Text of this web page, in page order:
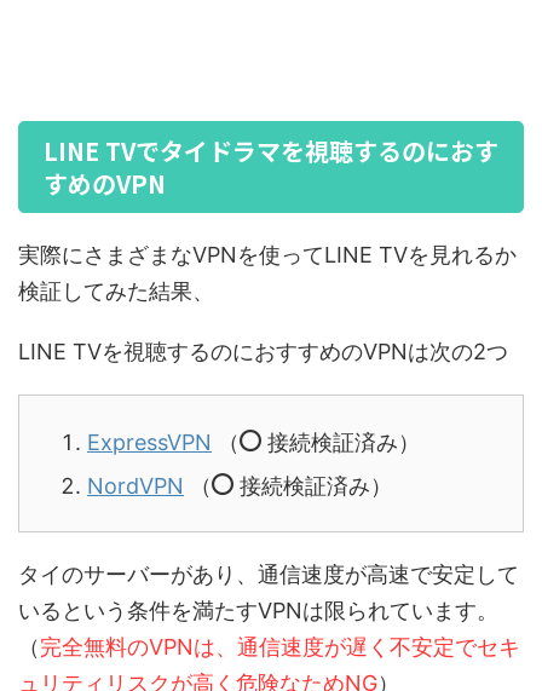
LINE TVでタイドラマを視聴するのにおす
すめのVPN
実際にさまざまなVPNを使ってLINE TVを見れるか
検証してみた結果、
LINE TVを視聴するのにおすすめのVPNは次の2つ
ExpressVPN （
接続検証済み）
NordVPN
（ 接続検証済み）
タイのサーバーがあり、通信速度が高速で安定して
いるという条件を満たすVPNは限られています。
（完全無料のVPNは、通信速度が遅く不安定でセキ
ュリティリスクが高く危険なためNG）